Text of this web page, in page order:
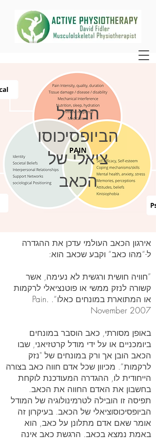
המודל
הביופסיכוסו
ציאלי של
הכאב
אירגון הכאב העולמי עדכן את ההגדרה
ל-“מהו כאב“ וקבע שכאב הוא:
”חוויה חושית ורגשית לא נעימה, אשר
קשורה לנזק ממשי או פוטנציאלי לרקמות
או המתוארת במונחים כאלו“. Pain.
November 2007
באופן מסורתי, כאב הוסבר במונחים
ביומכניים או על ידי מודל קרטזיאני, שבו
הכאב הובן אך ורק במונחים של "נזק
לרקמות“. מכיוון שכל אדם חווה כאב בצורה
הייחודית לו, ההגדרה המעודכנת לוקחת
בחשבון את האדם החווה את הכאב.
תפיסה זו הובילה לטרמינולוגיה של המודל
הביופסיכוסוציאלי של הכאב. בעיקרון זה
אומר שאם אדם מתלונן על כאב, הוא
באמת נמצא בכאב. הרגשת כאב אינה